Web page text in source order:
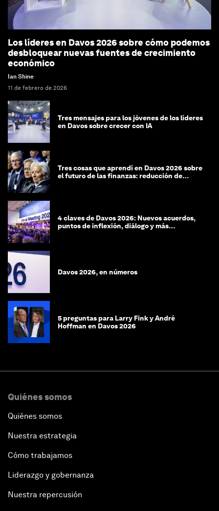
Los líderes en Davos 2026 sobre cómo podemos
desbloquear nuevas fuentes de crecimiento
económico
Ian Shine
11 de febrero de 2026
Tres mensajes para los jóvenes de los líderes
en Davos sobre crecer con IA
Tres cosas que aprendí en Davos 2026 sobre
el futuro de las finanzas: reducción de
4 claves de Davos 2026: Nuevos acuerdos,
puntos de inflexión, diálogo y más
Davos 2026, en números
5 preguntas para Larry Fink y André
Hoffman en Davos 2026
Quiénes somos
Quiénes somos
Nuestra estrategia
Cómo trabajamos
Liderazgo y gobernanza
Nuestra repercusión